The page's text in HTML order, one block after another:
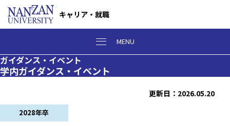
キャリア・就職
MENU
ガイダンス・イベント
学内ガイダンス・イベント
2028年卒
更新日：2026.05.20